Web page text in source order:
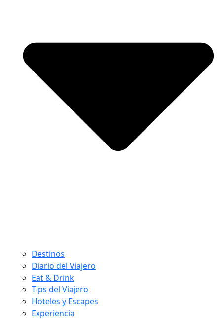
Destinos
Diario del Viajero
Eat & Drink
Tips del Viajero
Hoteles y Escapes
Experiencia